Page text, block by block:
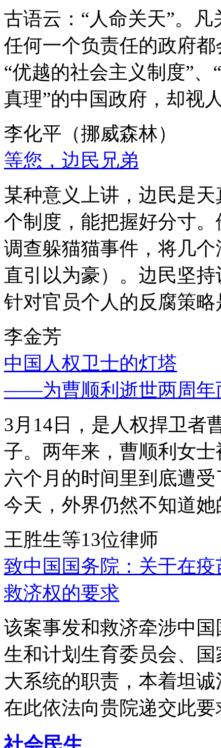
古语云：“人命关天”。
任何一个负责任的政府
“优越的社会主义制度”
真理”的中国政府，却视
李化平（挪威森林）
等您，边民兄弟
某种意义上讲，边民是
个制度，能把握好分寸
调查躲猫猫事件，将几
直引以为豪）。边民坚
针对官员个人的反腐策
李金芳
中国人权卫士的灯塔
——为曹顺利逝世两周年
3月14日，是人权捍卫者
子。两年来，曹顺利女
六个月的时间里到底遭
今天，外界仍然不知道
王胜生等13位律师
致中国国务院：关于在
救济权的要求
该案事发和救济牵涉中
生和计划生育委员会、
大系统的职责，本着坦
在此依法向贵院递交此要